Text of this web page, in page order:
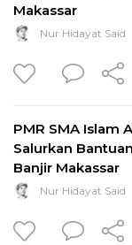
Makassar
Nur Hidayat Said
PMR SMA Islam
Salurkan
Banjir Makassar
Nur Hidayat Said